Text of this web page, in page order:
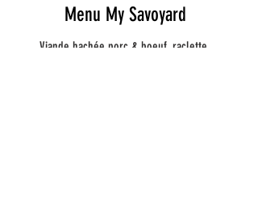
Menu My Savoyard
Viande hachée porc & boeuf, raclette,